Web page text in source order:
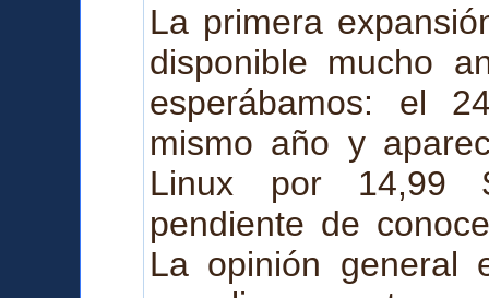
La primera
disponible mucho
esperábamos: el
mismo año y a
Linux por 14,99
pendiente de
La opinión general